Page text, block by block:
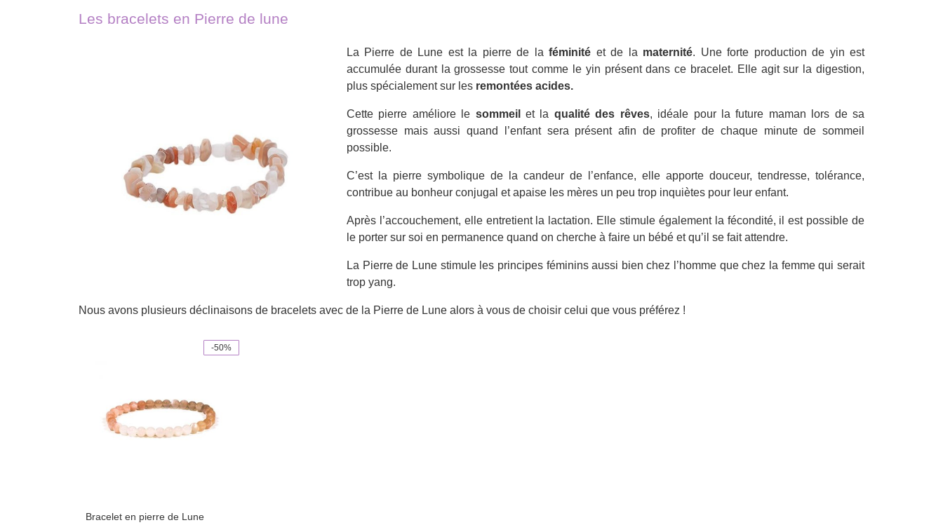
Les bracelets en Pierre de lune
La Pierre de Lune est la pierre de laféminité et de la maternité. Une forte production de yin est
accumulée durant la grossesse tout comme le yin présent dans ce bracelet. Elle agit sur la digestion,
plus spécialement sur les remontées acides.
Cette pierre améliore le sommeil et la qualité des rêves, idéale pour la future maman lors de sa
grossesse mais aussi quand l’enfant sera présent afin de profiter de chaque minute de sommeil
possible.
C’est la pierre symbolique de la candeur de l’enfance, elle apporte douceur, tendresse, tolérance,
contribue au bonheur conjugal et apaise les mères un peu trop inquiètes pour leur enfant.
Après l’accouchement, elle entretient la lactation. Elle stimule également la fécondité, il est possible de
le porter sur soi en permanence quand on cherche à faire un bébé et qu’il se fait attendre.
La Pierre de Lune stimule les principes féminins aussi bien chez l’homme que chez la femme qui serait
trop yang.
Nous avons plusieurs déclinaisons de bracelets avec de la Pierre de Lune alors à vous de choisir celui que vous préférez !
-50%
Bracelet en pierre de Lune